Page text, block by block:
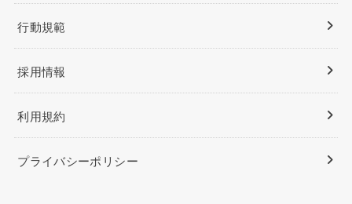
行動規範
採用情報
利用規約
プライバシーポリシー